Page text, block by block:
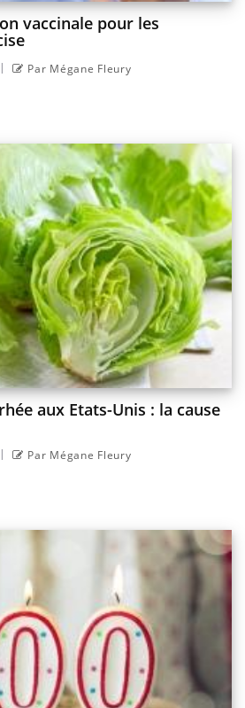
vaccinale pour les
| Par Mégane Fleury
aux Etats-Unis : la cause
| Par Mégane Fleury